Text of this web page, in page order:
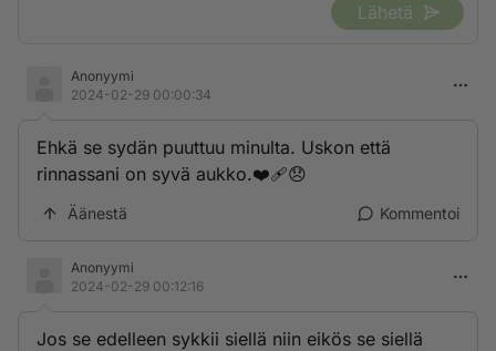
Lähetä
Anonyymi
2024-02-29 00:00:34
Ehkä se sydän puuttuu minulta. Uskon että
rinnassani on syvä aukko.❤️‍🩹😞
Äänestä Kommentoi
Anonyymi
2024-02-29 00:12:16
Jos se edelleen sykkii siellä niin eikös se siellä